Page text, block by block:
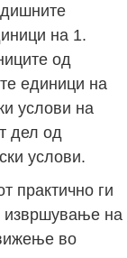
на 1.
од
единици на
услови на
дел од
услови.
практично ги
извршување на
во